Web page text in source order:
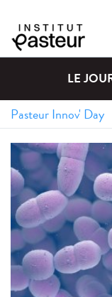
LE